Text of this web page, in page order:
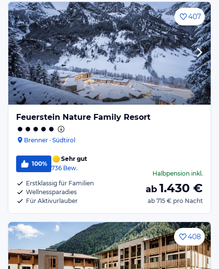
407
Feuerstein Nature Family Resort
Brenner · Südtirol
100%
Sehr gut
736 Bew.
Erstklassig für Familien
Wellnessparadies
Für Aktivurlauber
Halbpension inkl.
ab 1.430 €
ab 715 € pro Nacht
408